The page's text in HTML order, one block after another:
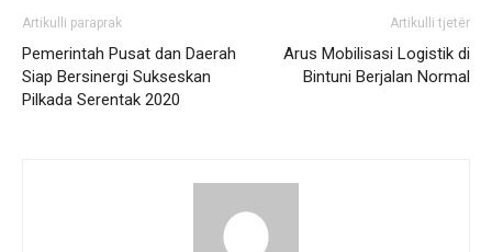
Artikulli paraprak
Pemerintah Pusat dan Daerah
Siap Bersinergi Sukseskan
Pilkada Serentak 2020
Artikulli tjetër
Arus Mobilisasi Logistik di
Bintuni Berjalan Normal